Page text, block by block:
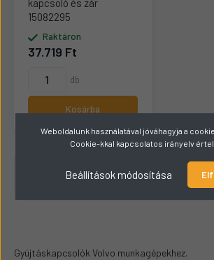
kapcsoló és zár
15082295
Raktáron
37.719 Ft
db
Kosárba
1 - 3 / 3 termék
Gyújtáskapcsolók Volvo munkagépekhez.
Weboldalunk használatával jóváhagyja a
Cookie-kkal kapcsolatos irányelv
Beállítások módosítása